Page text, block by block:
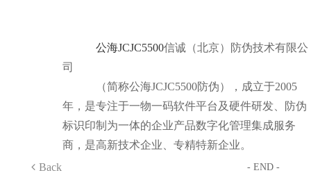
公海JCJC5500信诚（北京）防伪技术有限公
司
（简称公海JCJC5500防伪），成立于2005
年，是专注于一物一码软件平台及硬件研发、防伪
标识印制为一体的企业产品数字化管理集成服务
商，是高新技术企业、专精特新企业。
Back
- END -